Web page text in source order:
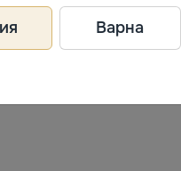
131
Варна